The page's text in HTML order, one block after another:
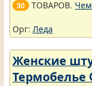
30 ТОВАРОВ.
Орг: Леда
Женские
Термобелье